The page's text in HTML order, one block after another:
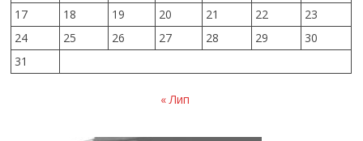
17
18 19 20 21 22
23
24
25 26 27 28 29
30
31
« Лип